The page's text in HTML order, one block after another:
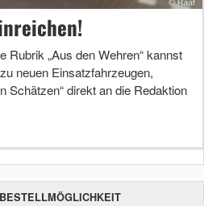
Rubrik „Aus den Wehren“ kannst
neuen Einsatzfahrzeugen,
Schätzen“ direkt an die Redaktion